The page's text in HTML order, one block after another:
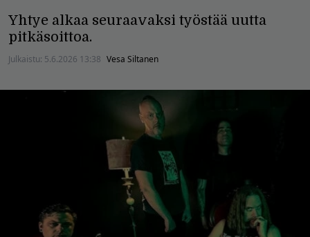
Yhtye alkaa seuraavaksi työstää uutta
pitkäsoittoa.
Julkaistu: 5.6.2026 13:38 Vesa Siltanen